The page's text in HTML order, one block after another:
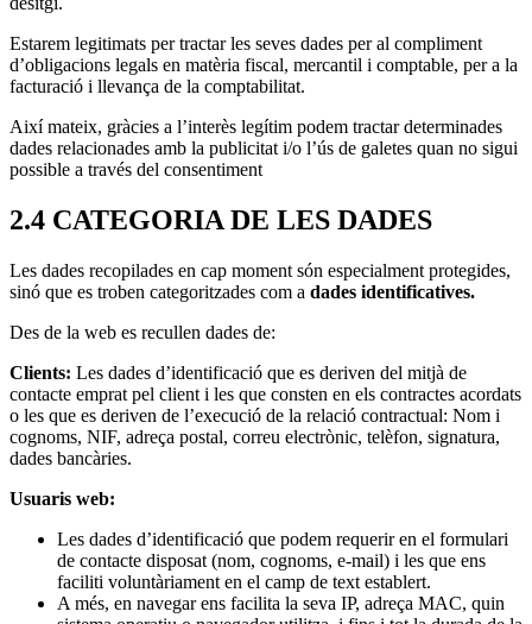
Estarem legitimats per tractar les seves dades per al compliment
d’obligacions legals en matèria fiscal, mercantil i comptable, per a la
facturació i llevança de la comptabilitat.
Així mateix, gràcies a l’interès legítim podem tractar determinades
dades relacionades amb la publicitat i/o l’ús de galetes quan no sigui
possible a través del consentiment
2.4 CATEGORIA DE LES DADES
Les dades recopilades en cap moment són especialment protegides,
sinó que es troben categoritzades com a dades identificatives.
Des de la web es recullen dades de:
Clients: Les dades d’identificació que es deriven del mitjà de
contacte emprat pel client i les que consten en els contractes acordats
o les que es deriven de l’execució de la relació contractual: Nom i
cognoms, NIF, adreça postal, correu electrònic, telèfon, signatura,
dades bancàries.
Usuaris web:
Les dades d’identificació que podem requerir en el formulari
de contacte disposat (nom, cognoms, e-mail) i les que ens
faciliti voluntàriament en el camp de text establert.
A més, en navegar ens facilita la seva IP, adreça MAC, quin